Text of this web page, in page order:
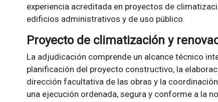
experiencia acreditada en proyectos de
edificios administrativos y de uso público.
Proyecto de climatización y
La adjudicación comprende un alcance técnico
planificación del proyecto constructivo, la
dirección facultativa de las obras y la
una ejecución ordenada, segura y conforme a la